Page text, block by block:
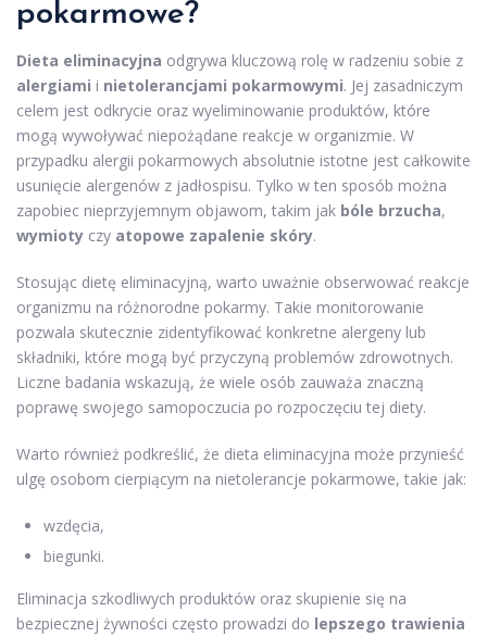
pokarmowe?
Dieta eliminacyjna odgrywa kluczową rolę w radzeniu sobie z
alergiami i nietolerancjami pokarmowymi. Jej zasadniczym
celem jest odkrycie oraz wyeliminowanie produktów, które
mogą wywoływać niepożądane reakcje w organizmie. W
przypadku alergii pokarmowych absolutnie istotne jest całkowite
usunięcie alergenów z jadłospisu. Tylko w ten sposób można
zapobiec nieprzyjemnym objawom, takim jak bóle brzucha,
wymioty czy atopowe zapalenie skóry.
Stosując dietę eliminacyjną, warto uważnie obserwować reakcje
organizmu na różnorodne pokarmy. Takie monitorowanie
pozwala skutecznie zidentyfikować konkretne alergeny lub
składniki, które mogą być przyczyną problemów zdrowotnych.
Liczne badania wskazują, że wiele osób zauważa znaczną
poprawę swojego samopoczucia po rozpoczęciu tej diety.
Warto również podkreślić, że dieta eliminacyjna może przynieść
ulgę osobom cierpiącym na nietolerancje pokarmowe, takie jak:
wzdęcia,
biegunki.
Eliminacja szkodliwych produktów oraz skupienie się na
bezpiecznej żywności często prowadzi do lepszego trawienia